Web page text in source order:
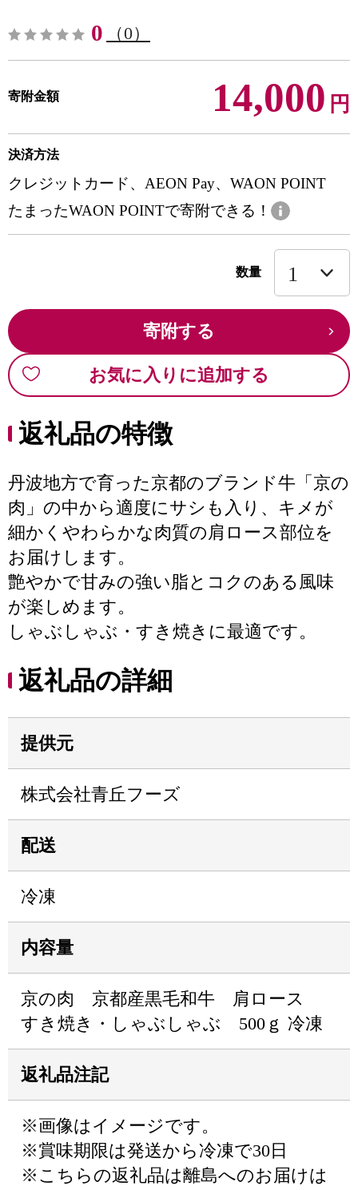
0 （0）
寄附金額 14,000 円
決済方法
クレジットカード、AEON Pay、WAON POINT
たまったWAON POINTで寄附できる！
数量
寄附する
お気に入りに追加する
返礼品の特徴
丹波地方で育った京都のブランド牛「京の
肉」の中から適度にサシも入り、キメが
細かくやわらかな肉質の肩ロース部位を
お届けします。
艶やかで甘みの強い脂とコクのある風味
が楽しめます。
しゃぶしゃぶ・すき焼きに最適です。
返礼品の詳細
提供元
株式会社青丘フーズ
配送
冷凍
内容量
京の肉 京都産黒毛和牛 肩ロース
すき焼き・しゃぶしゃぶ 500ｇ 冷凍
返礼品注記
※画像はイメージです。
※賞味期限は発送から冷凍で30日
※こちらの返礼品は離島へのお届けは